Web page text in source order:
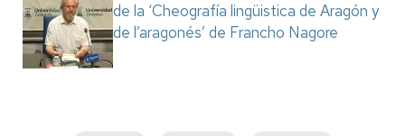
de la ‘Cheografía lingüistica de Aragón y
de l’aragonés’ de Francho Nagore